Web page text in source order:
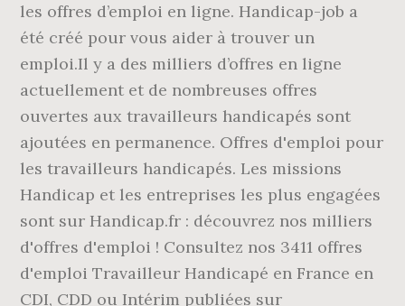
les offres d’emploi en ligne. Handicap-job a
été créé pour vous aider à trouver un
emploi.Il y a des milliers d’offres en ligne
actuellement et de nombreuses offres
ouvertes aux travailleurs handicapés sont
ajoutées en permanence. Offres d'emploi pour
les travailleurs handicapés. Les missions
Handicap et les entreprises les plus engagées
sont sur Handicap.fr : découvrez nos milliers
d'offres d'emploi ! Consultez nos 3411 offres
d'emploi Travailleur Handicapé en France en
CDI, CDD ou Intérim publiées sur